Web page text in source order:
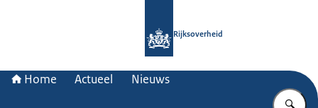
Rijksoverheid
Home Actueel Nieuws